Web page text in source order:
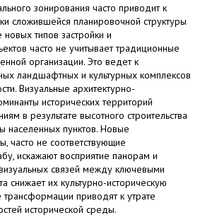
зонирования часто приводит к
сложившейся планировочной структуры
типов застройки и
часто не учитывает традиционные
организации. Это ведет к
ландшафтных и культурных комплексов
Визуальные архитектурно-
исторических территорий
в результате высотного строительства
населенных пунктов. Новые
часто не соответствующие
искажают восприятие панорам и
связей между ключевыми
снижает их культурно-историческую
приводят к утрате
исторической среды.